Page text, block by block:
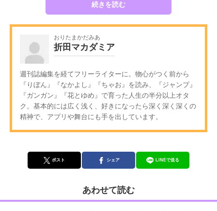
続きを読む
おりたまかだみあ
折田マカダミア
週刊誌編集を経てフリーライターに。物心がつく前から
『りぼん』『なかよし』『ちゃお』を読み、『ジャンプ』
『ガンガン』『花とゆめ』で育った人生の半分以上オタ
ク。基本的には広く浅く、好きになったら深く深く深くの
精神で、アプリや舞台にも手を出しています。
ポスト シェア LINEで送る
あわせて読む